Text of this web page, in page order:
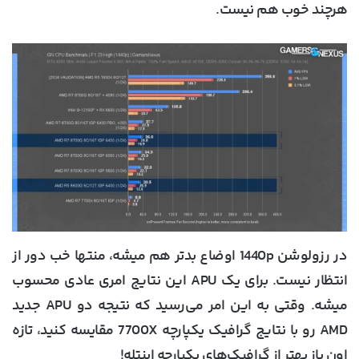
هرچند خوب هم نیست.
در رزولوشن 1440p اوضاع بدتر هم میشه، منتها خب دور از
انتظار نیست. برای یک APU این نتایج امری عادی محسوب
میشه. وقتی به این امر می‌رسید که نتیجه دو APU جدید
AMD رو با نتایج گرافیک یکپارچه 7700X مقایسه کنید، تازه